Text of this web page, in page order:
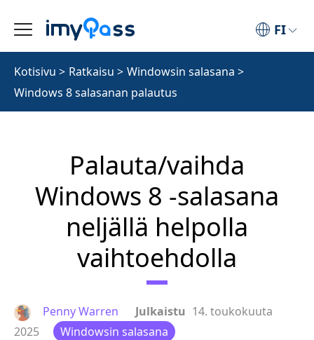
FI
Kotisivu > Ratkaisu > Windowsin salasana >
Windows 8 salasanan palautus
Palauta/vaihda
Windows 8 -salasana
neljällä helpolla
vaihtoehdolla
Penny Warren Julkaistu 14. toukokuuta
2025
Windowsin salasana